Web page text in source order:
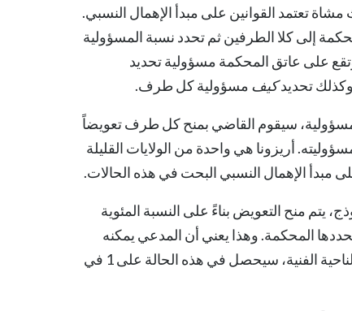
مشاةتعتمد القوانين على مبدأ الإهمال النسبي.
إلى كلا الطرفين ثم تحدد نسبة المسؤولية
على عاتق المحكمة مسؤولية تحديد
تحديدكيف مسؤولية كل طرف.
سيقوم القاضي بمنح كل طرف تعويضاً
أريزونا هي واحدة من الولايات القليلة
مبدأ الإهمال النسبي البحت في هذه الحالات.
يتم منح التعويض بناءً على النسبة المئوية
المحكمة. وهذا يعني أن المدعي يمكنه
الحصول على نسبة مئوية من التعويض حتى لو كان خطأه 99 في المائة. من الناحية الفنية، سيحصل في هذه الحالة على 1 في